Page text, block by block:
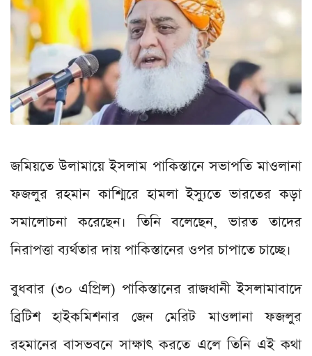
জমিয়তে উলামায়ে ইসলাম পাকিস্তানে সভাপতি মাওলানা
ফজলুর রহমান কাশ্মিরে হামলা ইস্যুতে ভারতের কড়া
সমালোচনা করেছেন। তিনি বলেছেন, ভারত তাদের
নিরাপত্তা ব্যর্থতার দায় পাকিস্তানের ওপর চাপাতে চাচ্ছে।
বুধবার (৩০ এপ্রিল) পাকিস্তানের রাজধানী ইসলামাবাদে
ব্রিটিশ হাইকমিশনার জেন মেরিট মাওলানা ফজলুর
রহমানের বাসভবনে সাক্ষাৎ করতে এলে তিনি এই কথা